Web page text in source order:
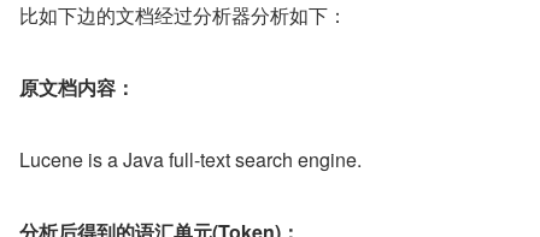
比如下边的文档经过分析器分析如下：
原文档内容：
Lucene is a Java full-text search engine.